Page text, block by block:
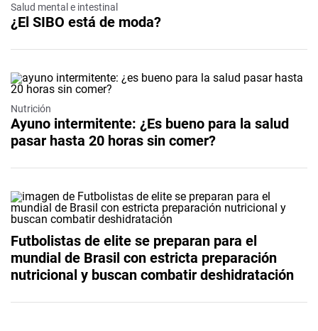
Salud mental e intestinal
¿El SIBO está de moda?
Nutrición
Ayuno intermitente: ¿Es bueno para la salud
pasar hasta 20 horas sin comer?
Futbolistas de elite se preparan para el
mundial de Brasil con estricta preparación
nutricional y buscan combatir deshidratación